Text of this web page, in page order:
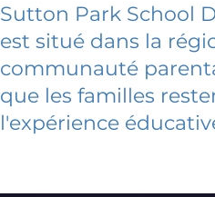
Sutton Park School
est situé dans la
communauté
que les familles
l'expérience